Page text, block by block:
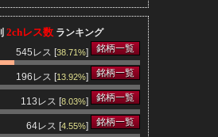
2chレス数 ランキング
545レス [38.71%] 銘柄一覧
196レス [13.92%] 銘柄一覧
113レス [8.03%] 銘柄一覧
64レス [4.55%] 銘柄一覧